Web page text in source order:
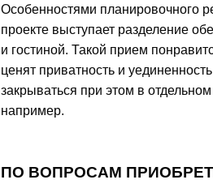
Особенностями планировочного
проекте выступает разделение
и гостиной. Такой прием
ценят приватность и
закрываться при этом в отдельном
например.
ПО ВОПРОСАМ